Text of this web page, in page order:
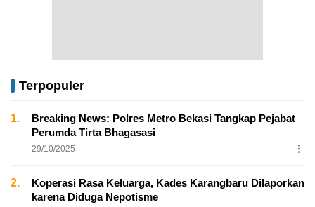
Terpopuler
1.
Breaking News: Polres Metro Bekasi Tangkap Pejabat
Perumda Tirta Bhagasasi
29/10/2025
2.
Koperasi Rasa Keluarga, Kades Karangbaru Dilaporkan
karena Diduga Nepotisme